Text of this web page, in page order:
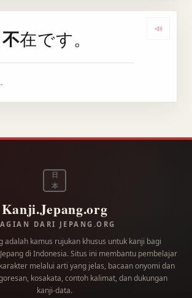
不在です。
日
本
Kanji.Jepang.org
DARI JEPANG.ORG
adalah kamus rujukan khusus untuk kanji bagi
di Indonesia. Situs ini membantu pembelajar
melalui arti yang jelas, bacaan onyomi dan
kosakata, contoh kalimat, dan dukungan
kanji-data.